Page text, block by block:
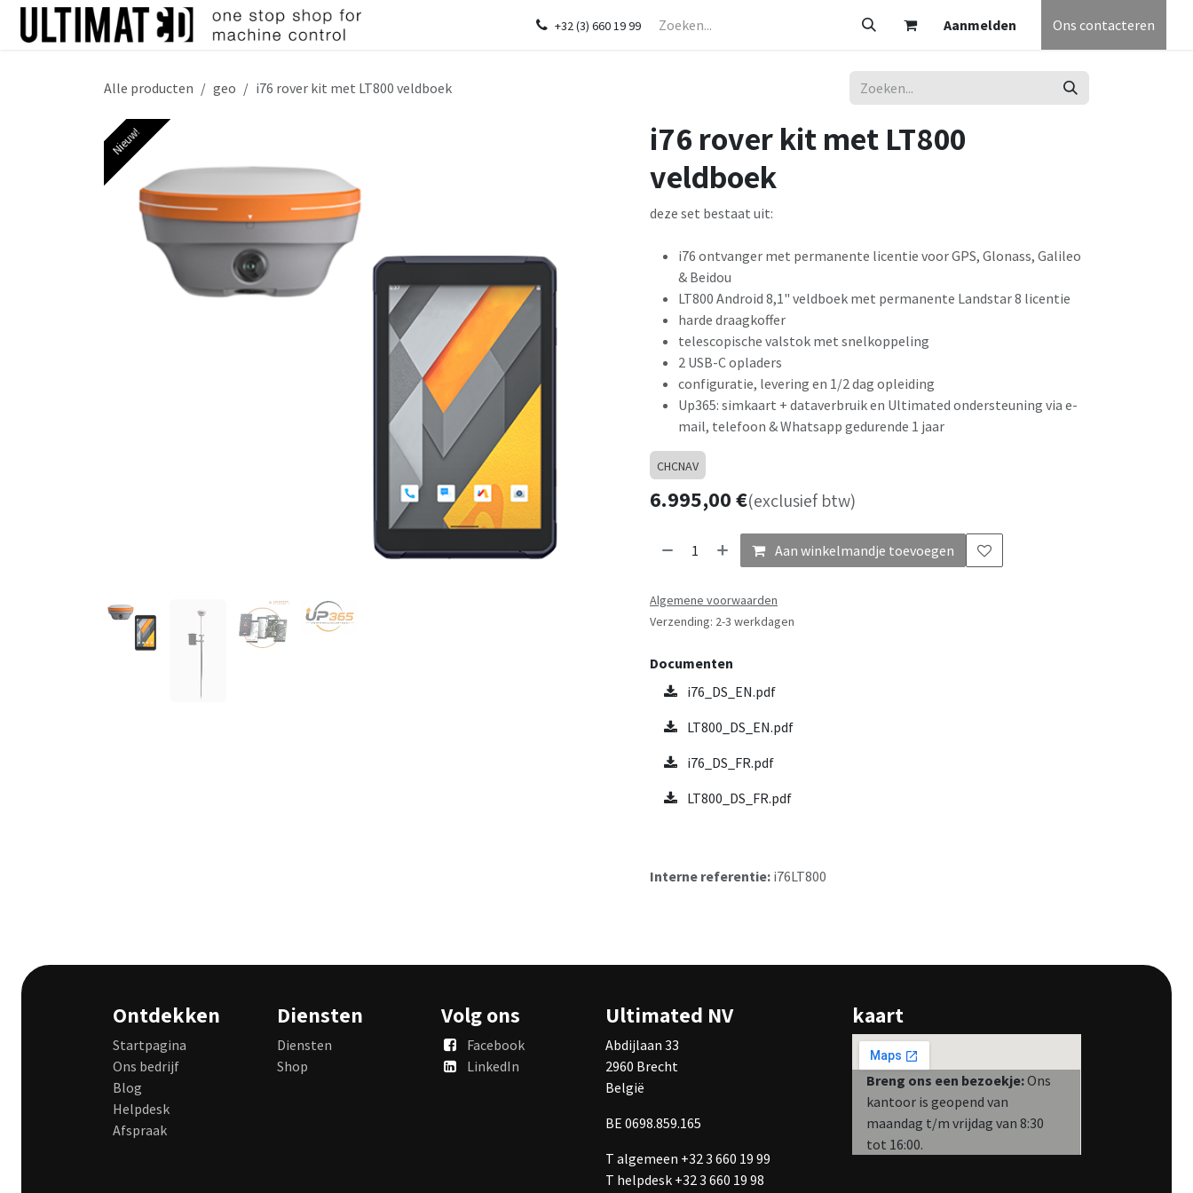
Overslaan naar inhoud
Over ons Shop Diensten In de kijker Partners Vacatures Helpdesk Afspraak Algemene
+32 (3) 660 19 99 Aanmelden Ons contacteren
Alle producten geo i76 rover kit met LT800 veldboek
Nieuw!
Nieuw!
i76 rover kit met LT800
veldboek
deze set bestaat uit:
i76 ontvanger met permanente licentie voor GPS, Glonass, Galileo
& Beidou
LT800 Android 8,1" veldboek met permanente Landstar 8 licentie
harde draagkoffer
telescopische valstok met snelkoppeling
2 USB-C opladers
configuratie, levering en 1/2 dag opleiding
Up365: simkaart + dataverbruik en Ultimated ondersteuning via e-
mail, telefoon & Whatsapp gedurende 1 jaar
CHCNAV
6.995,00€(exclusief btw)
Aan winkelmandje toevoegen
Algemene voorwaarden
Verzending: 2-3 werkdagen
Documenten
i76_DS_EN.pdf
LT800_DS_EN.pdf
i76_DS_FR.pdf
LT800_DS_FR.pdf
Interne referentie: i76LT800
Ontdekken
Startpagina
Ons bedrijf
Blog
Helpdesk
Afspraak
Diensten
Diensten
Shop
Volg ons
Facebook
LinkedIn
Ultimated NV
Abdijlaan 33
2960 Brecht
België
BE 0698.859.165
T algemeen +32 3 660 19 99
T helpdesk +32 3 660 19 98
kaart
Breng ons een bezoekje:Ons
kantoor is geopend van
maandag t/m vrijdag van 8:30
tot 16:00.